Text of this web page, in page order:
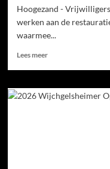
Hoogezand -
werken aan de
waarmee...
Lees meer